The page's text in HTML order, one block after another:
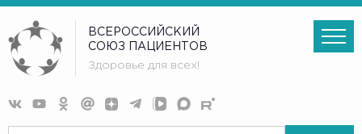
ВСЕРОССИЙСКИЙ
СОЮЗ ПАЦИЕНТОВ
Здоровье для всех!